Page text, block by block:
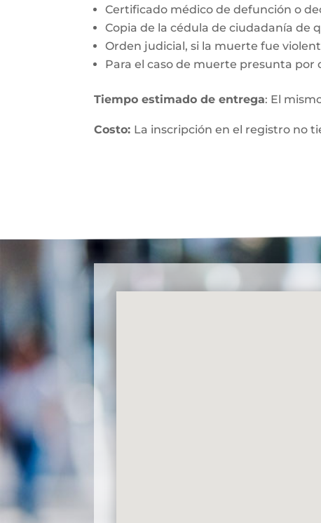
Certificado médico de defunción o
Copia de la cédula de ciudadanía de
Orden judicial, si la muerte fue
Para el caso de muerte presunta
Tiempo estimado de entrega: El
Costo: La inscripción en el registro no